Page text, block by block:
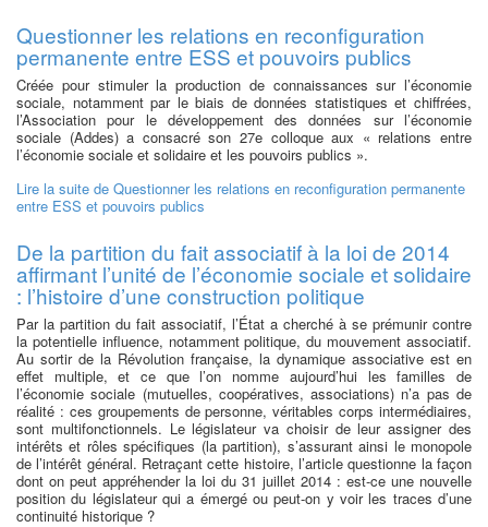
Questionner les relations en reconfiguration
permanente entre ESS et pouvoirs publics
Créée pour stimuler la production de connaissances sur l’économie
sociale, notamment par le biais de données statistiques et chiffrées,
l’Association pour le développement des données sur l’économie
sociale (Addes) a consacré son 27e colloque aux « relations entre
l’économie sociale et solidaire et les pouvoirs publics ».
Lire la suite de Questionner les relations en reconfiguration permanente
entre ESS et pouvoirs publics
De la partition du fait associatif à la loi de 2014
affirmant l’unité de l’économie sociale et solidaire
: l’histoire d’une construction politique
Par la partition du fait associatif, l’État a cherché à se prémunir contre
la potentielle influence, notamment politique, du mouvement associatif.
Au sortir de la Révolution française, la dynamique associative est en
effet multiple, et ce que l’on nomme aujourd’hui les familles de
l’économie sociale (mutuelles, coopératives, associations) n’a pas de
réalité : ces groupements de personne, véritables corps intermédiaires,
sont multifonctionnels. Le législateur va choisir de leur assigner des
intérêts et rôles spécifiques (la partition), s’assurant ainsi le monopole
de l’intérêt général. Retraçant cette histoire, l’article questionne la façon
dont on peut appréhender la loi du 31 juillet 2014 : est-ce une nouvelle
position du législateur qui a émergé ou peut-on y voir les traces d’une
continuité historique ?